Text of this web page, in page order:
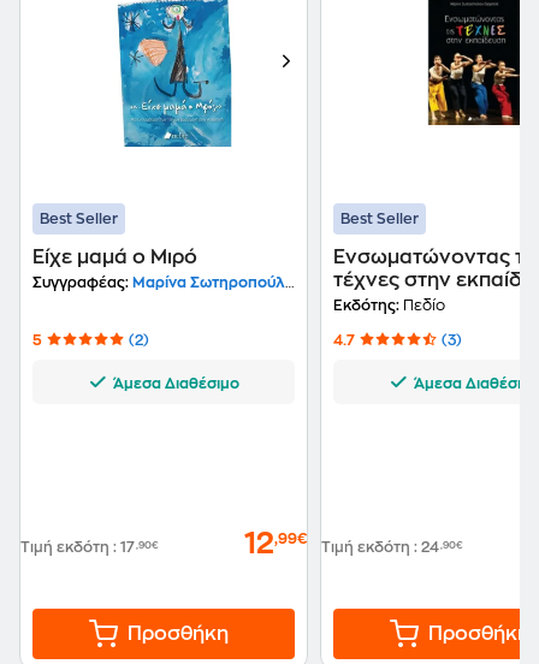
μελέτες (διεθνή και ελληνόφωνα βιβλία, κεφάλαια και
άρθρα) πάνω στην πολιτική της αισθητικής αγωγής,
την ενσωμάτωση των τεχνών στις διδακτικές
διαδικασίες και την «αισθητική διδασκαλία». Έχει
διακριθεί με το Colin Marsh Pearson Australia Award.
Έχει συμμετάσχει στην αξιολόγηση των υπό
Ινστιτούτου. Έχει επιμεληθεί παιδαγωγικά θεατρικές
παραστάσεις για παιδιά.
Best Seller
Είχε μαμά ο Μιρό
Συγγραφέας: Μαρίνα Σωτηροπούλου-Ζορμπαλά
5 (2)
Άμεσα Διαθέσιμο
Τιμή εκδότη : 17,90€ 12,99€
Προσθήκη
Best Seller
Ενσωματώνοντας τις
τέχνες στην
Εκδότης: Πεδίο
4.7 (3)
Άμεσα Διαθέσιμο
Τιμή εκδότη : 24,90€
Προσθήκη